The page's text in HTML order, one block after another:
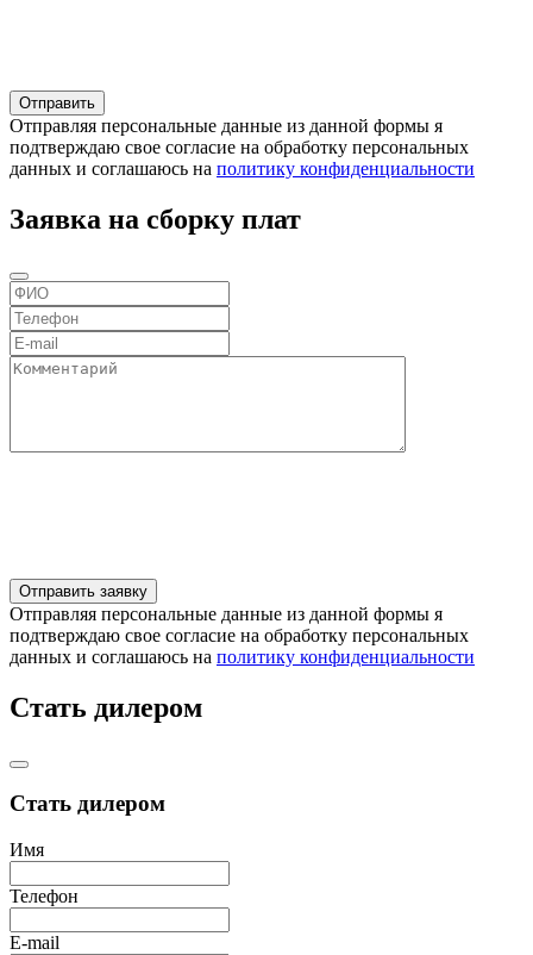
Отправляя персональные данные из данной формы я
подтверждаю свое согласие на обработку персональных
данных и соглашаюсь на политику конфиденциальности
Заявка на сборку плат
Отправляя персональные данные из данной формы я
подтверждаю свое согласие на обработку персональных
данных и соглашаюсь на политику конфиденциальности
Стать дилером
Стать дилером
Имя
Телефон
E-mail